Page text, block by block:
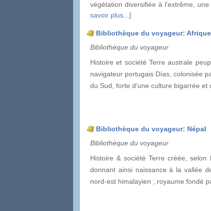
végétation diversifiée à l'extrême,
savoir plus...]
Bibliothèque du voyageur:
Bibliothèque du voyageur
Histoire et société Terre australe
navigateur portugais Días, colonisée
du Sud, forte d'une culture bigarrée
Bibliothèque du voyageur: Népal
Bibliothèque du voyageur
Histoire & société Terre créée,
donnant ainsi naissance à la vallée
nord-est himalayien ; royaume fondé